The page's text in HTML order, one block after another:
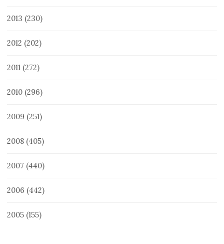
2013 (230)
2012 (202)
2011 (272)
2010 (296)
2009 (251)
2008 (405)
2007 (440)
2006 (442)
2005 (155)